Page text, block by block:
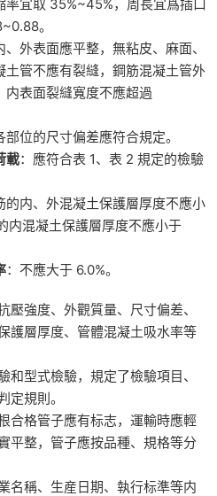
率宜取 35%~45%，周長宜爲插口
。
、外表面應平整，無粘皮、麻面、
土管不應有裂縫，鋼筋混凝土管外
内表面裂縫寬度不應超過
部位的尺寸偏差應符合規定。
載：應符合表 1、表 2 規定的檢驗
的内、外混凝土保護層厚度不應小
内混凝土保護層厚度不應小于
：不應大于 6.0%。
壓強度、外觀質量、尺寸偏差、
護層厚度、管體混凝土吸水率等
和型式檢驗，規定了檢驗項目、
定規則。
合格管子應有标志，運輸時應輕
平整，管子應按品種、規格等分
名稱、生産日期、執行标準等内